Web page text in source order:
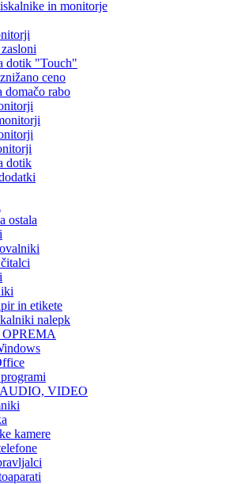
in monitorje
dotik "Touch"
ceno
rabo
dotik
ostala
in etikete
nalepk
VIDEO
kamere